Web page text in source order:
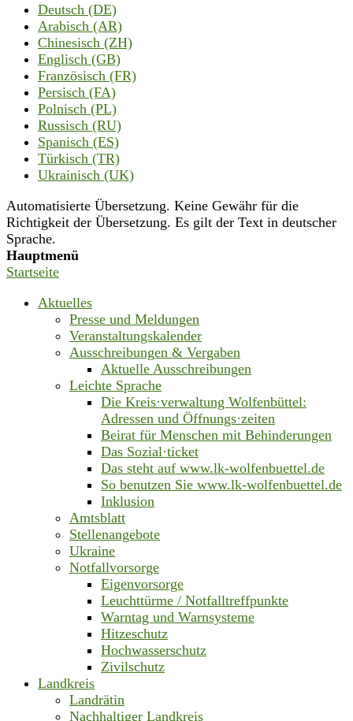
Deutsch (DE)
Arabisch (AR)
Chinesisch (ZH)
Englisch (GB)
Französisch (FR)
Persisch (FA)
Polnisch (PL)
Russisch (RU)
Spanisch (ES)
Türkisch (TR)
Ukrainisch (UK)
Automatisierte Übersetzung. Keine Gewähr für die
Richtigkeit der Übersetzung. Es gilt der Text in deutscher
Sprache.
Hauptmenü
Startseite
Aktuelles
Presse und Meldungen
Veranstaltungskalender
Ausschreibungen & Vergaben
Aktuelle Ausschreibungen
Leichte Sprache
Die Kreis·verwaltung Wolfenbüttel:
Adressen und Öffnungs·zeiten
Beirat für Menschen mit Behinderungen
Das Sozial·ticket
Das steht auf www.lk-wolfenbuettel.de
So benutzen Sie www.lk-wolfenbuettel.de
Inklusion
Amtsblatt
Stellenangebote
Ukraine
Notfallvorsorge
Eigenvorsorge
Leuchttürme / Notfalltreffpunkte
Warntag und Warnsysteme
Hitzeschutz
Hochwasserschutz
Zivilschutz
Landkreis
Landrätin
Nachhaltiger Landkreis